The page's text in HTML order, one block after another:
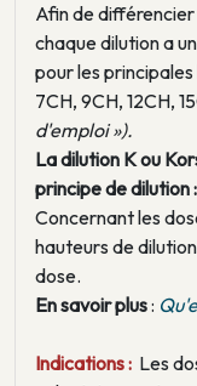
Afin de
chaque dilution a
pour les
7CH, 9CH, 12CH,
d'emploi »).
La dilution K ou
principe de dilution :
Concernant les
hauteurs de
dose.
En savoir plus:
Indications : Les